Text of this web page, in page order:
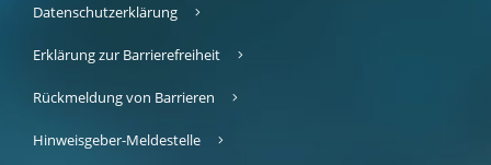
Datenschutzerklärung
Erklärung zur Barrierefreiheit
Rückmeldung von Barrieren
Hinweisgeber-Meldestelle